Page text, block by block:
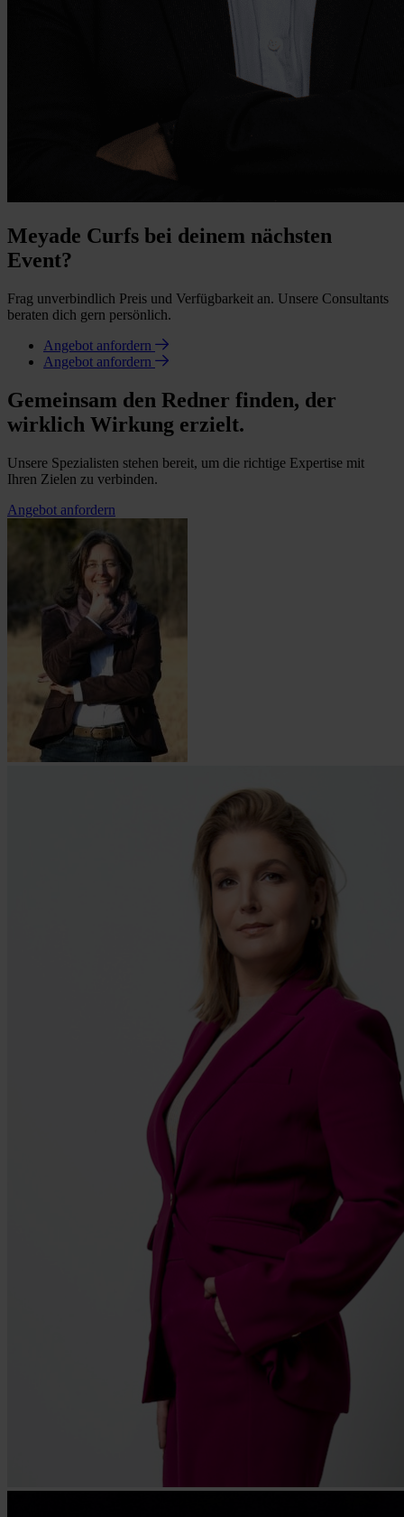
Meyade Curfs bei deinem nächsten
Event?
Frag unverbindlich Preis und Verfügbarkeit an. Unsere Consultants
beraten dich gern persönlich.
Angebot anfordern
Angebot anfordern
Gemeinsam den Redner finden, der
wirklich Wirkung erzielt.
Unsere Spezialisten stehen bereit, um die richtige Expertise mit
Ihren Zielen zu verbinden.
Angebot anfordern